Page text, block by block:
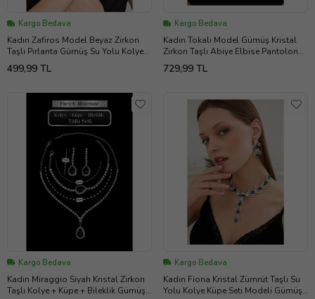
Kargo Bedava
Kadın Zafiros Model Beyaz Zirkon
Taşlı Pırlanta Gümüş Su Yolu Kolye
Küpe Bileklik Kombin Takı Seti
499,99 TL
Kargo Bedava
Kadın Tokalı Model Gümüş Kristal
Zirkon Taşlı Abiye Elbise Pantolon
Etek Düğün Parti Söz Balo Kemeri
729,99 TL
Kargo Bedava
Kadın Miraggio Siyah Kristal Zirkon
Taşlı Kolye + Küpe + Bileklik Gümüş
Kargo Bedava
Kadın Fiona Kristal Zümrüt Taşlı Su
Yolu Kolye Küpe Seti Modeli Gümüş